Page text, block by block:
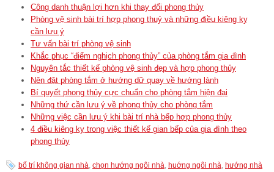
Công danh thuận lợi hơn khi thay đổi phong thủy
Phòng vệ sinh bài trí hợp phong thuỷ và những điều kiêng kỵ
cần lưu ý
Tư vấn bài trí phòng vệ sinh
Khắc phục “điểm nghịch phong thủy” của phòng tắm gia đình
Nguyên tắc thiết kế phòng vệ sinh đẹp và hợp phong thủy
Nên đặt phòng tắm ở hướng dữ quay về hướng lành
Bí quyết phong thủy cực chuẩn cho phòng tắm hiện đại
Những thứ cần lưu ý về phong thủy cho phòng tắm
Những việc cần lưu ý khi bài trí nhà bếp hợp phong thủy
4 điều kiêng kỵ trong việc thiết kế gian bếp của gia đình theo
phong thủy
bố trí không gian nhà chọn hướng ngôi nhà huớng ngôi nhà hướng nhà